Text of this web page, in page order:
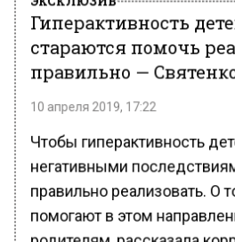
Гиперактивность
стараются помочь
правильно —
Чтобы гиперактивность
негативными
правильно реализовать. О
помогают в этом
родителям, рассказала